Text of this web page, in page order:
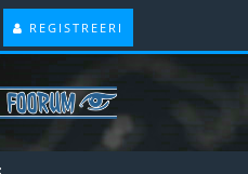
REGISTREERI